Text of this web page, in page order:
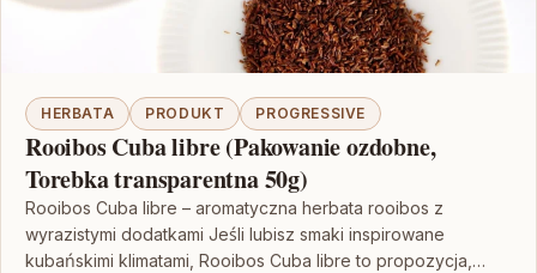
HERBATA PRODUKT PROGRESSIVE
Rooibos Cuba libre (Pakowanie ozdobne,
Torebka transparentna 50g)
Rooibos Cuba libre – aromatyczna herbata rooibos z
wyrazistymi dodatkami Jeśli lubisz smaki inspirowane
kubańskimi klimatami, Rooibos Cuba libre to propozycja,